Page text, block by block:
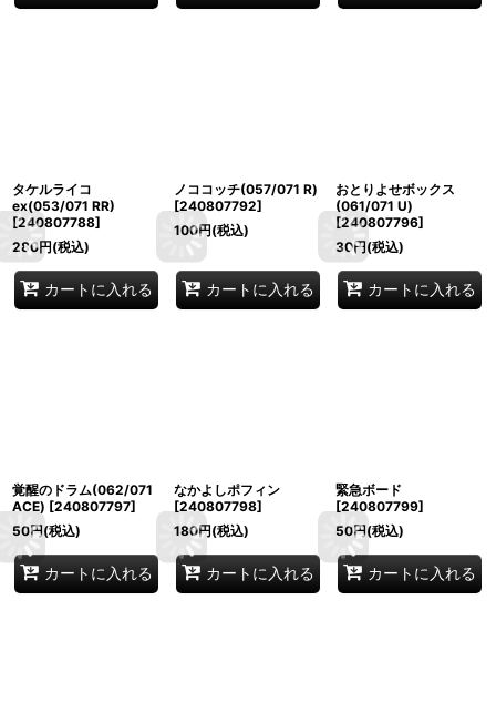
タケルライコ
ex(053/071 RR)
[240807788]
280円(税込)
カートに入れる
ノココッチ(057/071 R)
[240807792]
100円(税込)
カートに入れる
おとりよせボックス
(061/071 U)
[240807796]
30円(税込)
カートに入れる
覚醒のドラム(062/071
ACE) [240807797]
50円(税込)
カートに入れる
なかよしポフィン
[240807798]
180円(税込)
カートに入れる
緊急ボード
[240807799]
50円(税込)
カートに入れる